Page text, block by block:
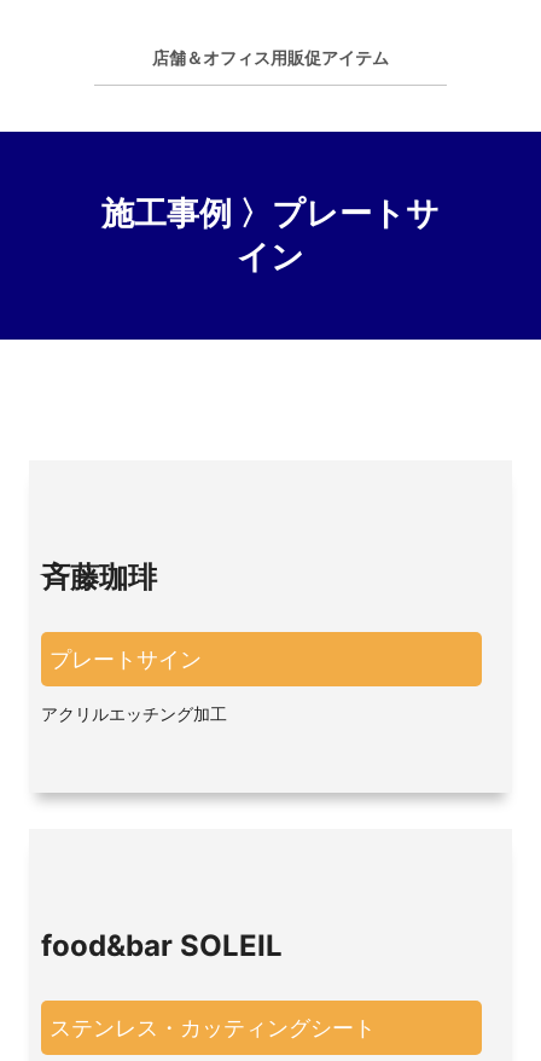
店舗＆オフィス用販促アイテム
施工事例 〉プレートサ
イン
斉藤珈琲
プレートサイン
アクリルエッチング加工
food&bar SOLEIL
ステンレス・カッティングシート